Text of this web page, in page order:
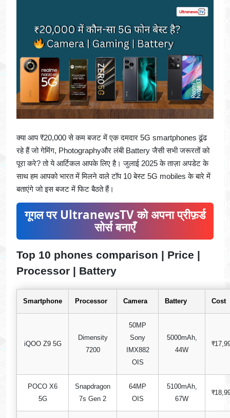
क्या आप ₹20,000 से कम बजट में एक दमदार 5G smartphones ढूंढ
रहे हैं जो गेमिंग, Photographyऔर लंबी Battery जैसी सभी जरूरतों को
पूरा करे? तो ये आर्टिकल आपके लिए है। जुलाई 2025 के ताज़ा अपडेट के
साथ हम आपको भारत में मिलने वाले टॉप 10 बेस्ट 5G mobiles के बारे में
बताएंगे जो इस बजट में फिट बैठते हैं।
गूगल पर UltranewsTV को अपना प्रीफ़र्ड
सोर्स बनाएँ
Top 10 phones comparison | Price |
Processor | Battery
Smartphone Processor Camera Battery Cost
iQOO Z9 5G
Dimensity
7200
50MP
Sony
IMX882
OIS
5000mAh,
44W
POCO X6
5G
Snapdragon
7s Gen 2
64MP
OIS
5100mAh,
67W